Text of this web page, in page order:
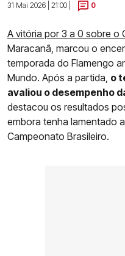
31 Mai 2026 | 21:00 |
0
A vitória por 3 a 0 sobre o
Maracanã, marcou o
temporada do Flamengo
Mundo. Após a partida, o
avaliou o desempenho
destacou os resultados
embora tenha lamentado
Campeonato Brasileiro.